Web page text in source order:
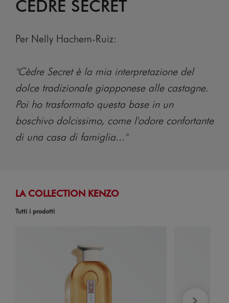
CÈDRE SECRET
Per Nelly Hachem-Ruiz:
"Cèdre Secret è la mia interpretazione del
dolce tradizionale giapponese alle castagne.
Poi ho trasformato questa base in un
boschivo dolcissimo, come l'odore confortante
di una casa di famiglia..."
LA COLLECTION KENZO
Tutti i prodotti